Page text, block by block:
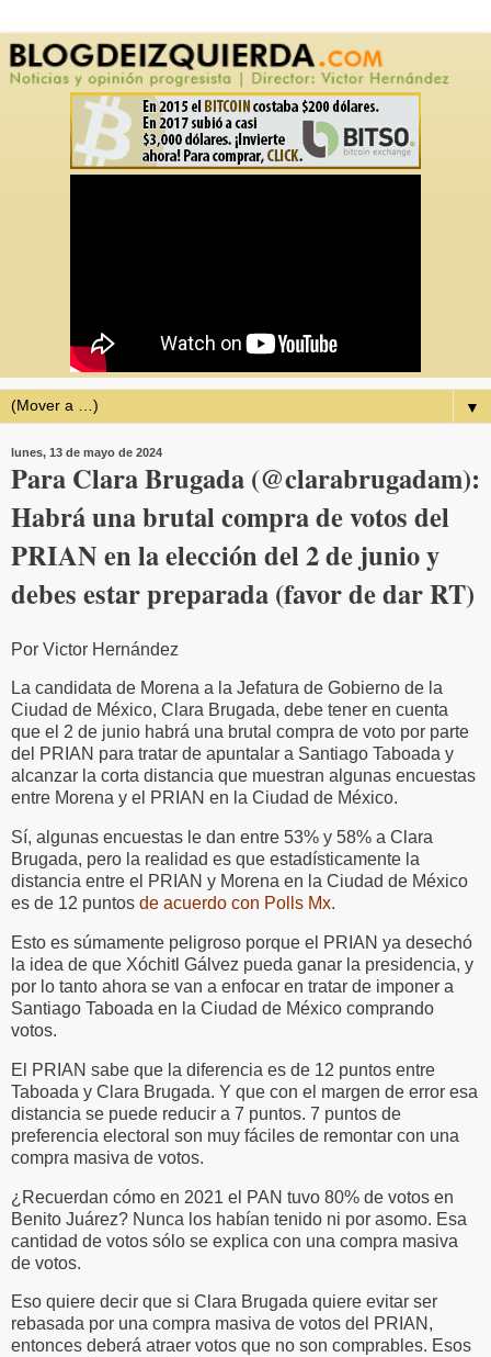
▼
lunes, 13 de mayo de 2024
Para Clara Brugada (@clarabrugadam):
Habrá una brutal compra de votos del
PRIAN en la elección del 2 de junio y
debes estar preparada (favor de dar RT)
Por Victor Hernández
La candidata de Morena a la Jefatura de Gobierno de la
Ciudad de México, Clara Brugada, debe tener en cuenta
que el 2 de junio habrá una brutal compra de voto por parte
del PRIAN para tratar de apuntalar a Santiago Taboada y
alcanzar la corta distancia que muestran algunas encuestas
entre Morena y el PRIAN en la Ciudad de México.
Sí, algunas encuestas le dan entre 53% y 58% a Clara
Brugada, pero la realidad es que estadísticamente la
distancia entre el PRIAN y Morena en la Ciudad de México
es de 12 puntos de acuerdo con Polls Mx.
Esto es súmamente peligroso porque el PRIAN ya desechó
la idea de que Xóchitl Gálvez pueda ganar la presidencia, y
por lo tanto ahora se van a enfocar en tratar de imponer a
Santiago Taboada en la Ciudad de México comprando
votos.
El PRIAN sabe que la diferencia es de 12 puntos entre
Taboada y Clara Brugada. Y que con el margen de error esa
distancia se puede reducir a 7 puntos. 7 puntos de
preferencia electoral son muy fáciles de remontar con una
compra masiva de votos.
¿Recuerdan cómo en 2021 el PAN tuvo 80% de votos en
Benito Juárez? Nunca los habían tenido ni por asomo. Esa
cantidad de votos sólo se explica con una compra masiva
de votos.
Eso quiere decir que si Clara Brugada quiere evitar ser
rebasada por una compra masiva de votos del PRIAN,
entonces deberá atraer votos que no son comprables. Esos